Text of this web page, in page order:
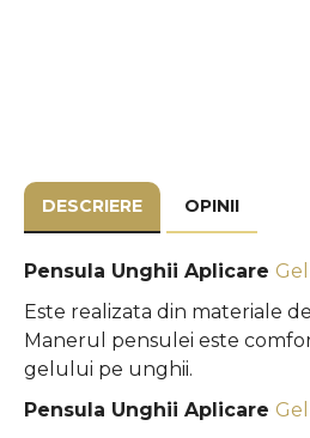
DESCRIERE OPINII
Pensula Unghii Aplicare
Este realizata din materiale
Manerul pensulei este
gelului pe unghii.
Pensula Unghii Aplicare